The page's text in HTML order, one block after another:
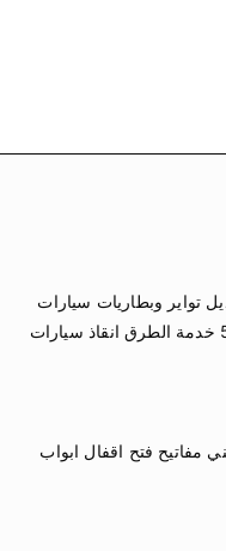
خدمة المساعدة على الطريق 50805535 خدمة الطرق انقاذ سيارات
ابواب سيارات الكويت 50805535 فني مفاتيح فتح اقفال ابواب